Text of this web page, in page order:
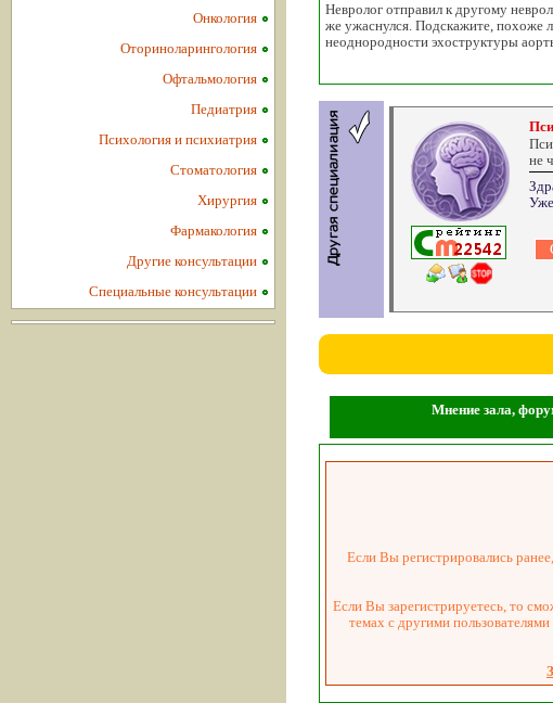
Невролог отправил к другому
же ужаснулся. Подскажите, похоже
неоднородности эхоструктуры
не
Уже
Мнение зала,
Если Вы регистрировались
Если Вы зарегистрируетесь, то
темах с другими
Онкология
Оториноларингология
Офтальмология
Педиатрия
Психология и психиатрия
Стоматология
Хирургия
Фармакология
Другие консультации
Специальные консультации